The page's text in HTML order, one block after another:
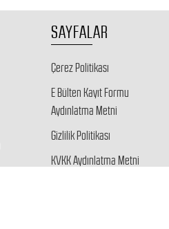
SAYFALAR
Çerez Politikası
E Bülten Kayıt Formu
Aydınlatma Metni
Gizlilik Politikası
KVKK Aydınlatma Metni